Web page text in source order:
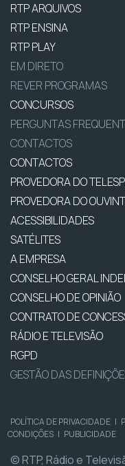
RTP ARQUIVOS
RTP ENSINA
RTP PLAY
EM DIRETO
REVER PROGRAMAS
CONCURSOS
PERGUNTAS
CONTACTOS
CONTACTOS
PROVEDORA DO
PROVEDORA DO
ACESSIBILIDADES
SATÉLITES
A EMPRESA
CONSELHO GERAL
CONSELHO DE OPINIÃO
CONTRATO DE
RÁDIO E TELEVISÃO
RGPD
GESTÃO DAS
POLÍTICA DE PRIVACIDADE |
CONDIÇÕES | PUBLICIDADE
© RTP, Rádio e